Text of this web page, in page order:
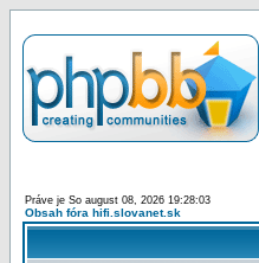
Práve je So august 08, 2026 19:28:03
Obsah fóra hifi.slovanet.sk